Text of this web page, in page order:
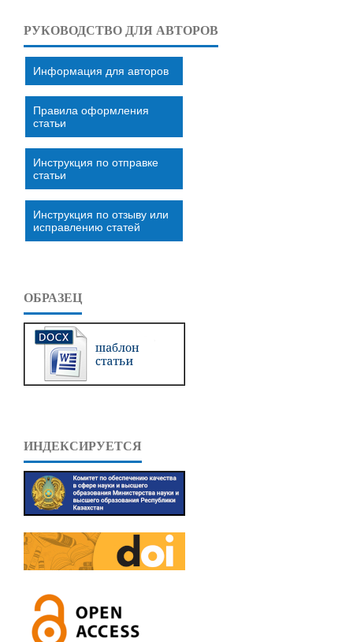
РУКОВОДСТВО ДЛЯ АВТОРОВ
Информация для авторов
Правила оформления
статьи
Инструкция по отправке
статьи
Инструкция по отзыву или
исправлению статей
ОБРАЗЕЦ
ИНДЕКСИРУЕТСЯ